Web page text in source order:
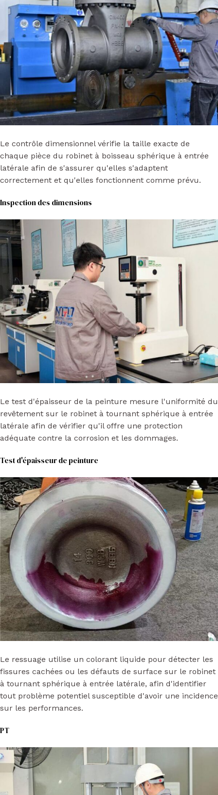
Le contrôle dimensionnel vérifie la taille exacte de
chaque pièce du robinet à boisseau sphérique à entrée
latérale afin de s'assurer qu'elles s'adaptent
correctement et qu'elles fonctionnent comme prévu.
Inspection des dimensions
Le test d'épaisseur de la peinture mesure l'uniformité du
revêtement sur le robinet à tournant sphérique à entrée
latérale afin de vérifier qu'il offre une protection
adéquate contre la corrosion et les dommages.
Test d'épaisseur de peinture
Le ressuage utilise un colorant liquide pour détecter les
fissures cachées ou les défauts de surface sur le robinet
à tournant sphérique à entrée latérale, afin d'identifier
tout problème potentiel susceptible d'avoir une incidence
sur les performances.
PT